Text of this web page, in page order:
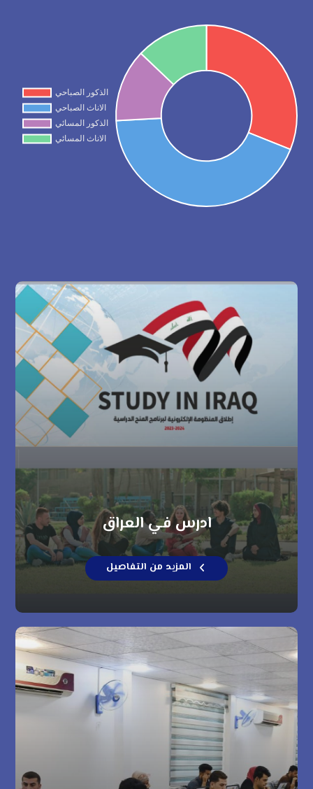
ادرس في العراق
المزيد من التفاصيل